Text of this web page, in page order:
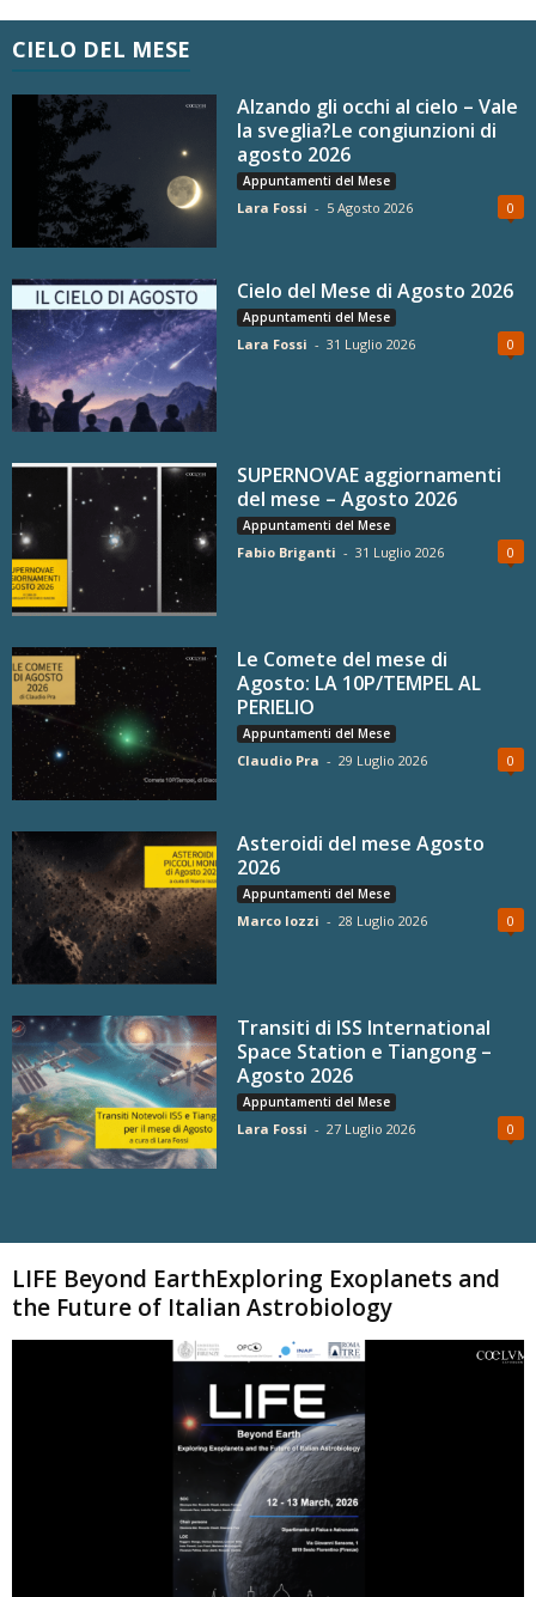
CIELO DEL MESE
Alzando gli occhi al cielo – Vale
la sveglia?Le congiunzioni di
agosto 2026
Appuntamenti del Mese
Lara Fossi - 5 Agosto 2026 0
Cielo del Mese di Agosto 2026
Appuntamenti del Mese
Lara Fossi - 31 Luglio 2026 0
SUPERNOVAE aggiornamenti
del mese – Agosto 2026
Appuntamenti del Mese
Fabio Briganti - 31 Luglio 2026 0
Le Comete del mese di
Agosto: LA 10P/TEMPEL AL
PERIELIO
Appuntamenti del Mese
Claudio Pra - 29 Luglio 2026 0
Asteroidi del mese Agosto
2026
Appuntamenti del Mese
Marco Iozzi - 28 Luglio 2026 0
Transiti di ISS International
Space Station e Tiangong –
Agosto 2026
Appuntamenti del Mese
Lara Fossi - 27 Luglio 2026 0
LIFE Beyond EarthExploring Exoplanets and
the Future of Italian Astrobiology